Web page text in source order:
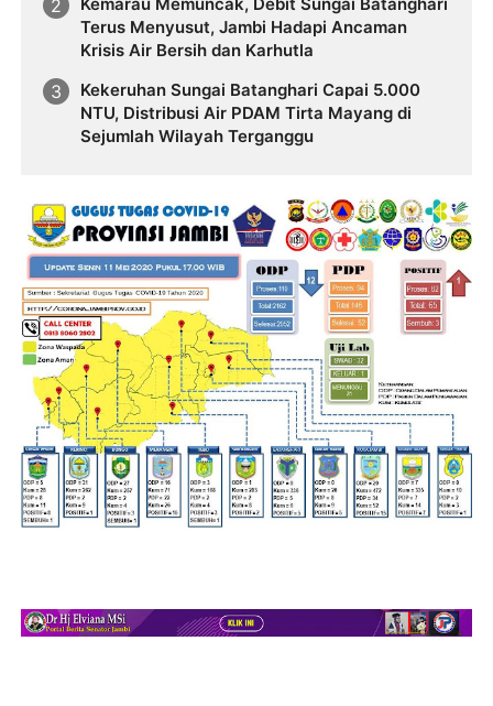
Terus Menyusut, Jambi Hadapi Ancaman
Krisis Air Bersih dan Karhutla
Kekeruhan Sungai Batanghari Capai 5.000
NTU, Distribusi Air PDAM Tirta Mayang di
Sejumlah Wilayah Terganggu